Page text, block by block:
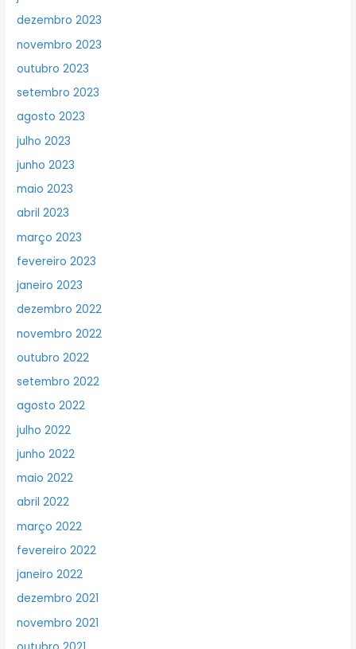
dezembro 2023
novembro 2023
outubro 2023
setembro 2023
agosto 2023
julho 2023
junho 2023
maio 2023
abril 2023
março 2023
fevereiro 2023
janeiro 2023
dezembro 2022
novembro 2022
outubro 2022
setembro 2022
agosto 2022
julho 2022
junho 2022
maio 2022
abril 2022
março 2022
fevereiro 2022
janeiro 2022
dezembro 2021
novembro 2021